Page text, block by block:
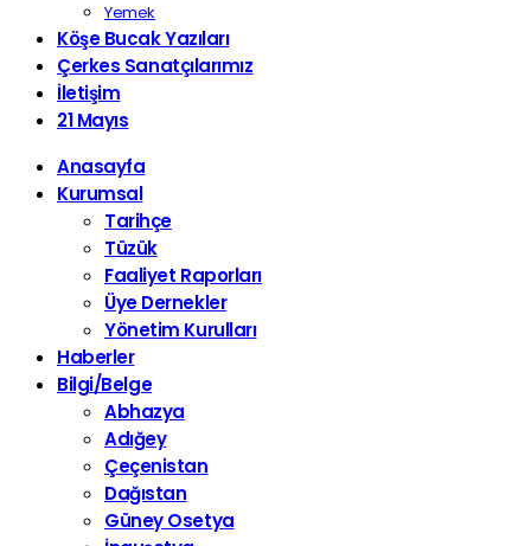
Yemek
Köşe Bucak Yazıları
Çerkes Sanatçılarımız
İletişim
21 Mayıs
Anasayfa
Kurumsal
Tarihçe
Tüzük
Faaliyet Raporları
Üye Dernekler
Yönetim Kurulları
Haberler
Bilgi/Belge
Abhazya
Adığey
Çeçenistan
Dağıstan
Güney Osetya